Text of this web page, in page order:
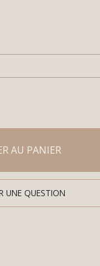
AU PANIER
UNE QUESTION